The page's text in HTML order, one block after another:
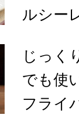
ルシー
じっく
でも使
フライ